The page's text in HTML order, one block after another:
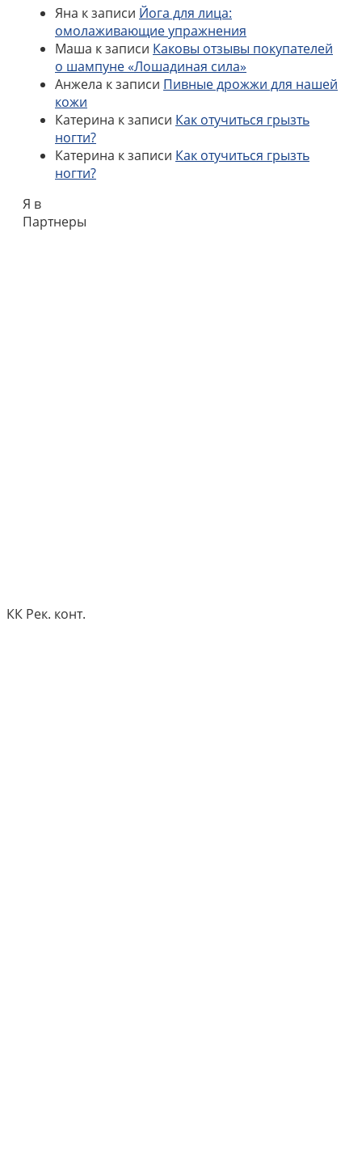
Яна к записи Йога для лица:
омолаживающие упражнения
Маша к записи Каковы отзывы покупателей
о шампуне «Лошадиная сила»
Анжела к записи Пивные дрожжи для нашей
кожи
Катерина к записи Как отучиться грызть
ногти?
Катерина к записи Как отучиться грызть
ногти?
Я в
Партнеры
КК Рек. конт.